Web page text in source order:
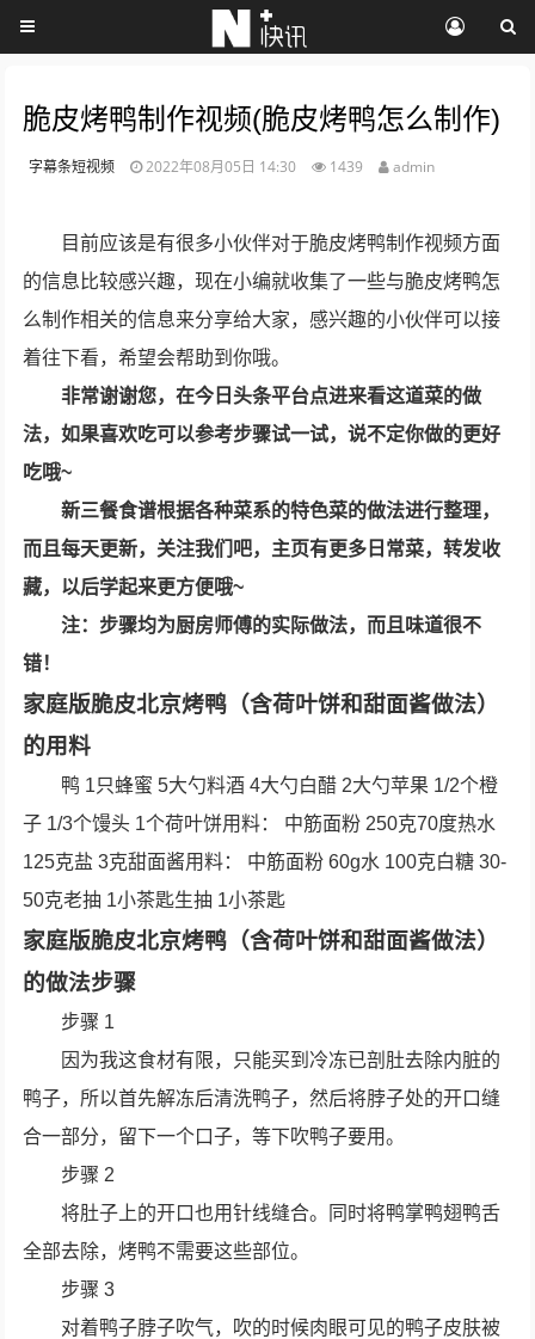
脆皮烤鸭制作视频(脆皮烤鸭怎么制作)
字幕条短视频 2022年08月05日 14:30 1439 admin
目前应该是有很多小伙伴对于脆皮烤鸭制作视频方面
的信息比较感兴趣，现在小编就收集了一些与脆皮烤鸭怎
么制作相关的信息来分享给大家，感兴趣的小伙伴可以接
着往下看，希望会帮助到你哦。
非常谢谢您，在今日头条平台点进来看这道菜的做
法，如果喜欢吃可以参考步骤试一试，说不定你做的更好
吃哦~
新三餐食谱根据各种菜系的特色菜的做法进行整理，
而且每天更新，关注我们吧，主页有更多日常菜，转发收
藏，以后学起来更方便哦~
注：步骤均为厨房师傅的实际做法，而且味道很不
错！
家庭版脆皮北京烤鸭（含荷叶饼和甜面酱做法）
的用料
鸭 1只蜂蜜 5大勺料酒 4大勺白醋 2大勺苹果 1/2个橙
子 1/3个馒头 1个荷叶饼用料： 中筋面粉 250克70度热水
125克盐 3克甜面酱用料： 中筋面粉 60g水 100克白糖 30-
50克老抽 1小茶匙生抽 1小茶匙
家庭版脆皮北京烤鸭（含荷叶饼和甜面酱做法）
的做法步骤
步骤 1
因为我这食材有限，只能买到冷冻已剖肚去除内脏的
鸭子，所以首先解冻后清洗鸭子，然后将脖子处的开口缝
合一部分，留下一个口子，等下吹鸭子要用。
步骤 2
将肚子上的开口也用针线缝合。同时将鸭掌鸭翅鸭舌
全部去除，烤鸭不需要这些部位。
步骤 3
对着鸭子脖子吹气，吹的时候肉眼可见的鸭子皮肤被